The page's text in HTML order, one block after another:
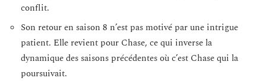
conflit.
Son retour en saison 8 n’est pas motivé par une intrigue
patient. Elle revient pour Chase, ce qui inverse la
dynamique des saisons précédentes où c’est Chase qui la
poursuivait.